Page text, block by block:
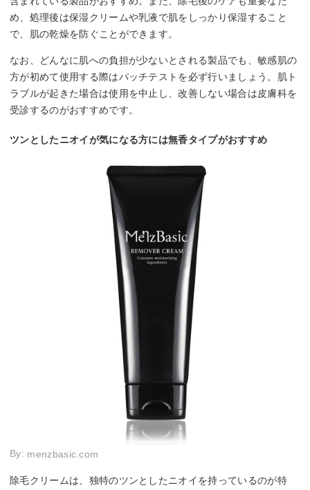
め、処理後は保湿クリームや乳液で肌をしっかり保湿すること
で、肌の乾燥を防ぐことができます。
なお、どんなに肌への負担が少ないとされる製品でも、敏感肌の
方が初めて使用する際はパッチテストを必ず行いましょう。肌ト
ラブルが起きた場合は使用を中止し、改善しない場合は皮膚科を
受診するのがおすすめです。
ツンとしたニオイが気になる方には無香タイプがおすすめ
By: menzbasic.com
除毛クリームは、独特のツンとしたニオイを持っているのが特